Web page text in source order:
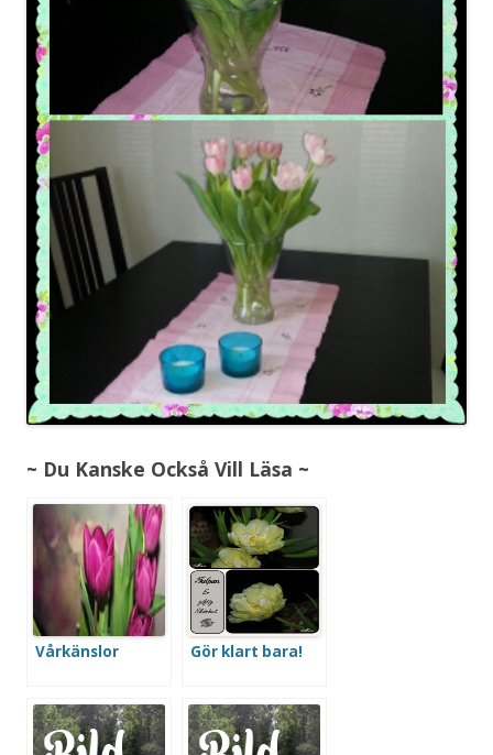
~ Du Kanske Också Vill Läsa ~
Vårkänslor Gör klart bara!